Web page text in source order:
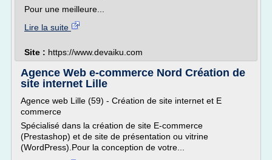
Pour une meilleure...
Lire la suite
Site : https://www.devaiku.com
Agence Web e-commerce Nord Création de
site internet Lille
Agence web Lille (59) - Création de site internet et E
commerce
Spécialisé dans la création de site E-commerce
(Prestashop) et de site de présentation ou vitrine
(WordPress).Pour la conception de votre...